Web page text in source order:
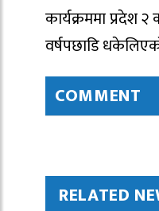
कार्यक्रममा प्रदेश
वर्षपछाडि
COMMENT
RELATED